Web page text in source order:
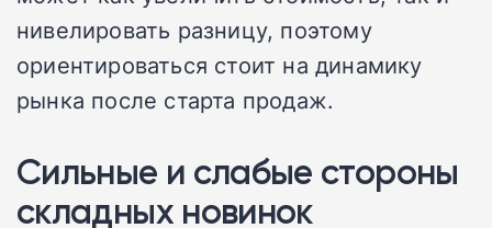
нивелировать разницу, поэтому
ориентироваться стоит на динамику
рынка после старта продаж.
Сильные и слабые стороны
складных новинок